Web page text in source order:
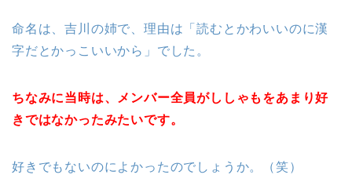
命名は、吉川の姉で、理由は「読むとかわいいのに漢
字だとかっこいいから」でした。
ちなみに当時は、メンバー全員がししゃもをあまり好
きではなかったみたいです。
好きでもないのによかったのでしょうか。（笑）